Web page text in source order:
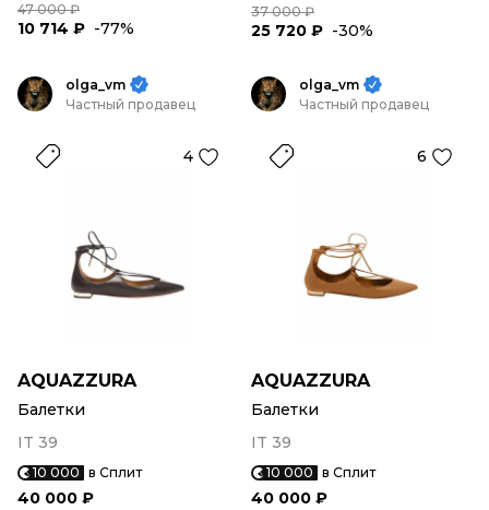
47 000 ₽
10 714 ₽ -77%
37 000 ₽
25 720 ₽ -30%
olga_vm
Частный продавец
4
AQUAZZURA
Балетки
IT 39
10 000 в Сплит
40 000 ₽
olga_vm
Частный продавец
6
AQUAZZURA
Балетки
IT 39
10 000 в Сплит
40 000 ₽